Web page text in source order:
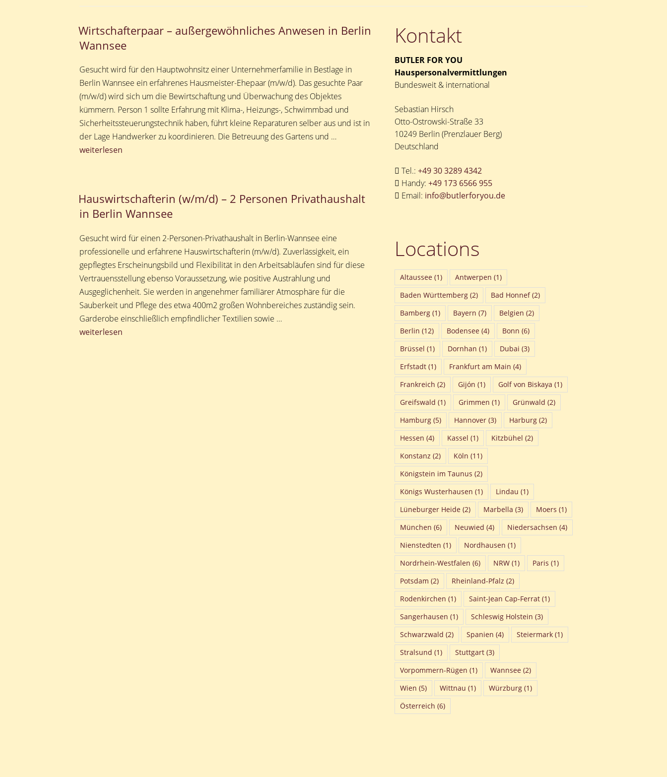
Wirtschafterpaar – außergewöhnliches Anwesen in Berlin
Wannsee
Gesucht wird für den Hauptwohnsitz einer Unternehmerfamilie in Bestlage in
Berlin Wannsee ein erfahrenes Hausmeister-Ehepaar (m/w/d). Das gesuchte Paar
(m/w/d) wird sich um die Bewirtschaftung und Überwachung des Objektes
kümmern. Person 1 sollte Erfahrung mit Klima-, Heizungs-, Schwimmbad und
Sicherheitssteuerungstechnik haben, führt kleine Reparaturen selber aus und ist in
der Lage Handwerker zu koordinieren. Die Betreuung des Gartens und …
„Wirtschafterpaar
in
Berlin
weiterlesen
Hauswirtschafterin (w/m/d) – 2 Personen Privathaushalt
in Berlin Wannsee
Gesucht wird für einen 2-Personen-Privathaushalt in Berlin-Wannsee eine
professionelle und erfahrene Hauswirtschafterin (m/w/d). Zuverlässigkeit, ein
gepflegtes Erscheinungsbild und Flexibilität in den Arbeitsabläufen sind für diese
Vertrauensstellung ebenso Voraussetzung, wie positive Austrahlung und
Ausgeglichenheit. Sie werden in angenehmer familiärer Atmosphäre für die
Sauberkeit und Pflege des etwa 400m2 großen Wohnbereiches zuständig sein.
Garderobe einschließlich empfindlicher Textilien sowie …
„Hauswirtschafterin
weiterlesen
Kontakt
BUTLER FOR YOU
Hauspersonalvermittlungen
Bundesweit & international
Sebastian Hirsch
Otto-Ostrowski-Straße 33
10249 Berlin (Prenzlauer Berg)
Deutschland
Tel.: +49 30 3289 4342
Handy: +49 173 6566 955
Email: info@butlerforyou.de
Locations
Altaussee(1) Antwerpen (1)
Baden Württemberg(2) Bad Honnef(2)
Bamberg(1) Bayern (7) Belgien (2)
Berlin (12) Bodensee(4) Bonn (6)
Brüssel (1) Dornhan (1) Dubai (3)
Erfstadt(1) Frankfurt am Main (4)
Frankreich (2) Gijón (1) Golf von Biskaya (1)
Greifswald (1) Grimmen (1) Grünwald (2)
Hamburg(5) Hannover(3) Harburg(2)
Hessen (4) Kassel (1) Kitzbühel (2)
Konstanz (2) Köln (11)
Königstein im Taunus (2)
Königs Wusterhausen (1) Lindau (1)
Lüneburger Heide(2) Marbella (3) Moers (1)
München (6) Neuwied (4) Niedersachsen (4)
Nienstedten (1) Nordhausen (1)
Nordrhein-Westfalen (6) NRW(1) Paris (1)
Potsdam (2) Rheinland-Pfalz (2)
Rodenkirchen (1) Saint-Jean Cap-Ferrat(1)
Sangerhausen (1) Schleswig Holstein (3)
Schwarzwald (2) Spanien (4) Steiermark(1)
Stralsund (1) Stuttgart(3)
Vorpommern-Rügen (1) Wannsee(2)
Wien (5) Wittnau (1) Würzburg(1)
Österreich (6)